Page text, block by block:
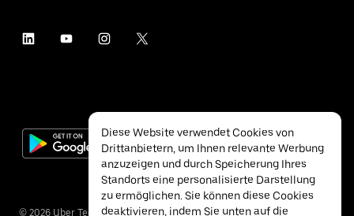
© 2026 Uber Technologies Inc.
Diese Website verwendet Cookies von
Drittanbietern, um Ihnen relevante Werbung
anzuzeigen und durch Speicherung Ihres
Standorts eine personalisierte Darstellung
zu ermöglichen. Sie können diese Cookies
deaktivieren, indem Sie unten auf die